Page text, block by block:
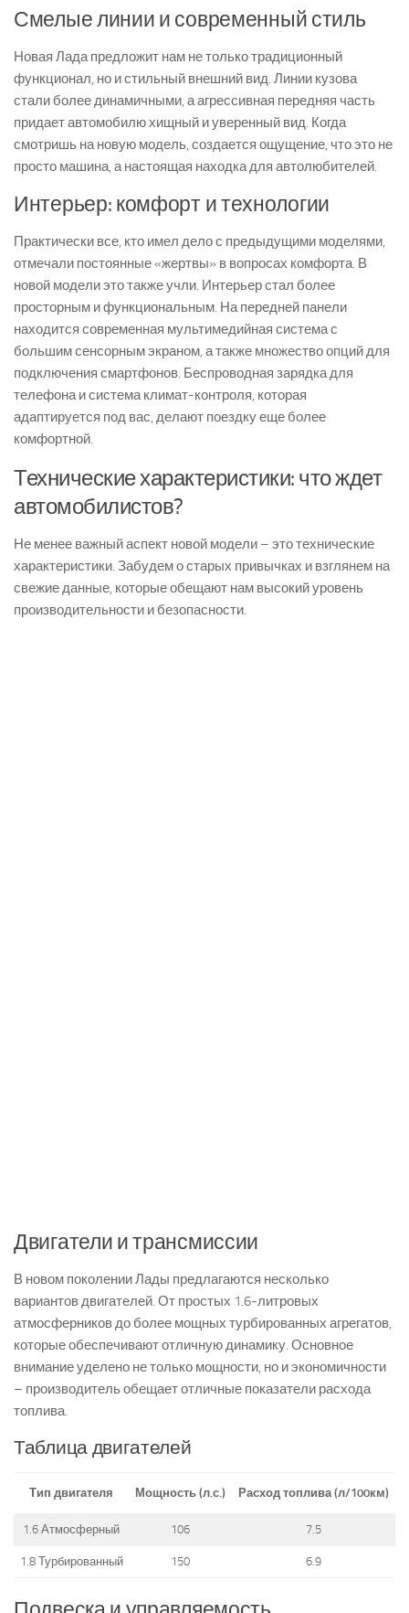
Смелые линии и современный стиль
Новая Лада предложит нам не только традиционный
функционал, но и стильный внешний вид. Линии кузова
стали более динамичными, а агрессивная передняя часть
придает автомобилю хищный и уверенный вид. Когда
смотришь на новую модель, создается ощущение, что это не
просто машина, а настоящая находка для автолюбителей.
Интерьер: комфорт и технологии
Практически все, кто имел дело с предыдущими моделями,
отмечали постоянные «жертвы» в вопросах комфорта. В
новой модели это также учли. Интерьер стал более
просторным и функциональным. На передней панели
находится современная мультимедийная система с
большим сенсорным экраном, а также множество опций для
подключения смартфонов. Беспроводная зарядка для
телефона и система климат-контроля, которая
адаптируется под вас, делают поездку еще более
комфортной.
Технические характеристики: что ждет
автомобилистов?
Не менее важный аспект новой модели – это технические
характеристики. Забудем о старых привычках и взглянем на
свежие данные, которые обещают нам высокий уровень
производительности и безопасности.
Двигатели и трансмиссии
В новом поколении Лады предлагаются несколько
вариантов двигателей. От простых 1.6-литровых
атмосферников до более мощных турбированных агрегатов,
которые обеспечивают отличную динамику. Основное
внимание уделено не только мощности, но и экономичности
– производитель обещает отличные показатели расхода
топлива.
Таблица двигателей
Тип двигателя Мощность (л.с.) Расход топлива (л/100км)
1.6 Атмосферный 106 7.5
1.8 Турбированный 150 6.9